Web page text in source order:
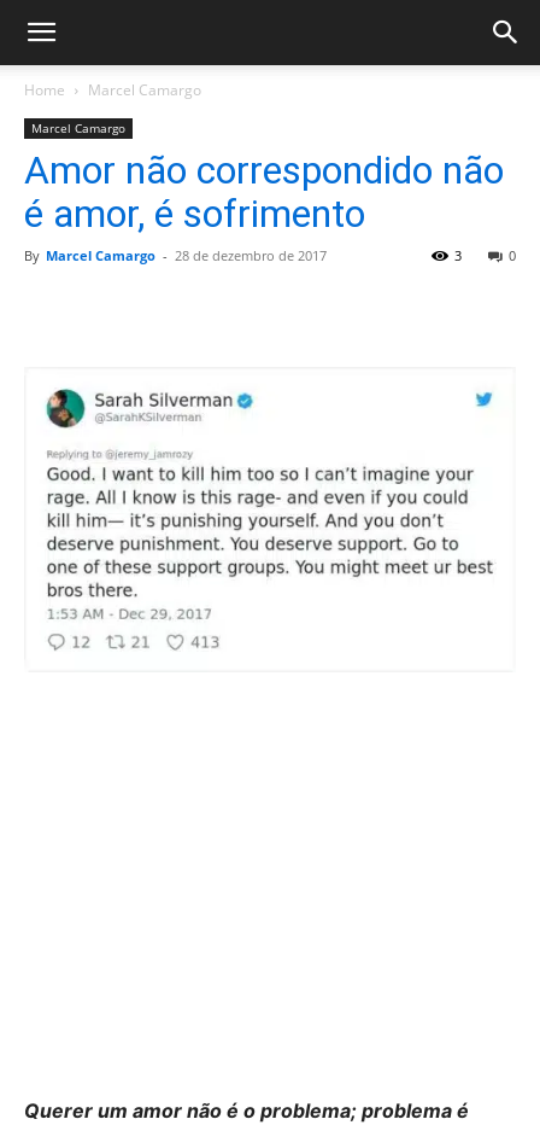
Home Marcel Camargo
Marcel Camargo
Amor não correspondido não
é amor, é sofrimento
By Marcel Camargo - 28 de dezembro de 2017 0
3
Querer um amor não é o problema; problema é